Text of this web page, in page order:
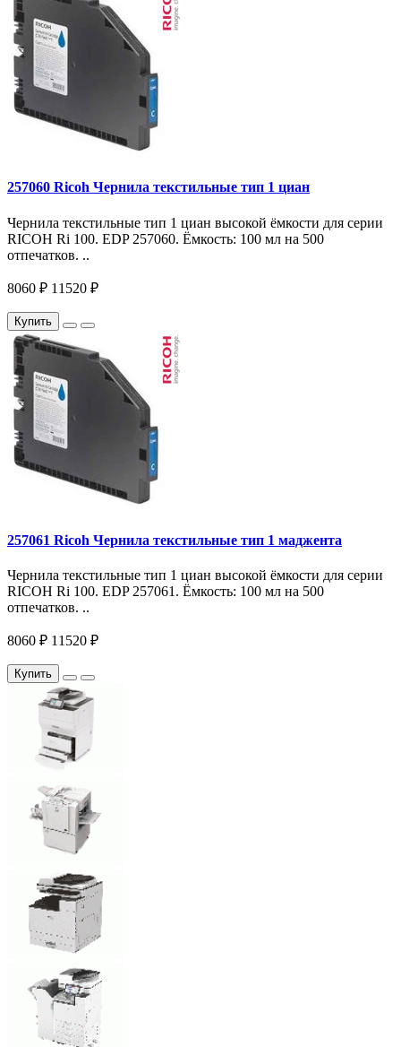
257060 Ricoh Чернила текстильные тип 1 циан
Чернила текстильные тип 1 циан высокой ёмкости для серии
RICOH Ri 100. EDP 257060. Ёмкость: 100 мл на 500
отпечатков. ..
8060 ₽ 11520 ₽
Купить
257061 Ricoh Чернила текстильные тип 1 маджента
Чернила текстильные тип 1 циан высокой ёмкости для серии
RICOH Ri 100. EDP 257061. Ёмкость: 100 мл на 500
отпечатков. ..
8060 ₽ 11520 ₽
Купить